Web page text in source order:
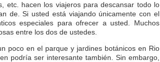
etc. hacen los viajeros para descansar todo lo
de. Si usted está viajando únicamente con el
especiales para ofrecer a usted. Muchos
entre los dos de ustedes.
poco en el parque y jardines botánicos en Rio
podría ser interesante también. Sin embargo,